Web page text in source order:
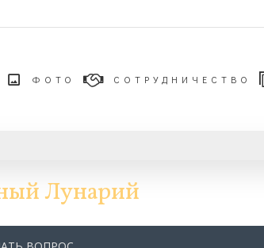
ФОТО СОТРУДНИЧЕСТВО
Лунарий